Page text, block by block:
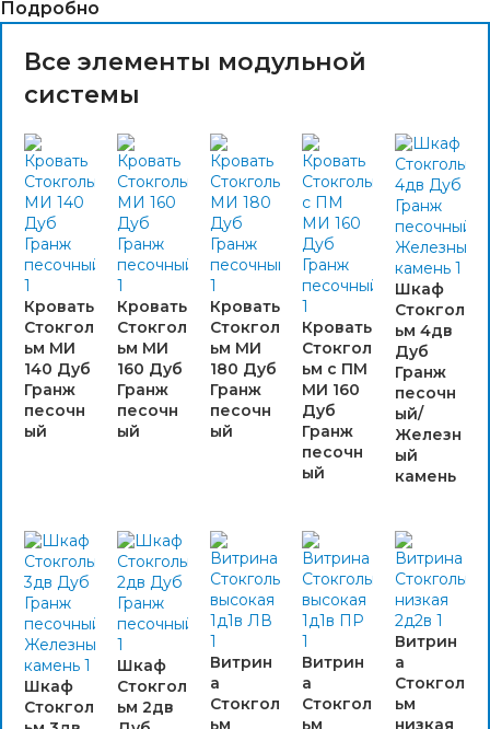
Подробно
Все элементы модульной
системы
Кровать
Стокгол
ьм МИ
140 Дуб
Гранж
песочн
ый
Кровать
Стокгол
ьм МИ
160 Дуб
Гранж
песочн
ый
Кровать
Стокгол
ьм МИ
180 Дуб
Гранж
песочн
ый
Кровать
Стокгол
ьм с ПМ
МИ 160
Дуб
Гранж
песочн
ый
Шкаф
Стокгол
ьм 4дв
Дуб
Гранж
песочн
ый/
Железн
ый
камень
Шкаф
Стокгол
Шкаф
Стокгол
ьм 2дв
Витрин
а
Стокгол
ьм
Витрин
а
Стокгол
ьм
Витрин
а
Стокгол
ьм
низкая